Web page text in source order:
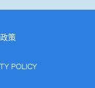
策
POLICY